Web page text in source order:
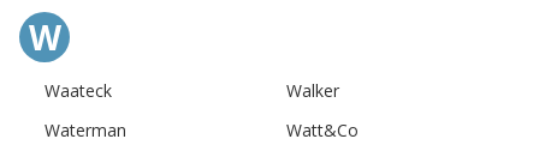
W
Waateck
Walker
Waterman
Watt&Co